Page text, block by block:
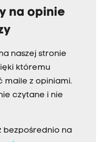
na opinie
naszej stronie
któremu
maile z opiniami.
czytane i nie
bezpośrednio na